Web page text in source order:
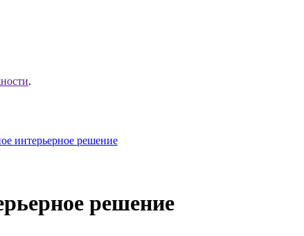
.
интерьерное решение
решение